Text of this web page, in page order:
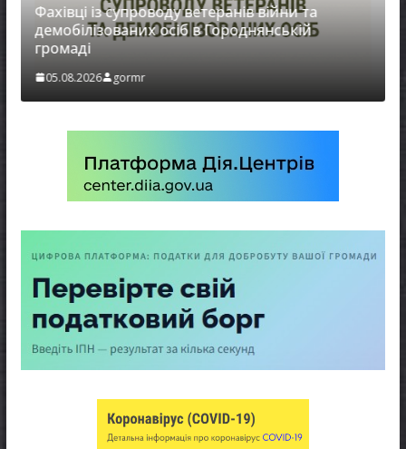
Фахівці із супроводу ветеранів війни та
демобілізованих осіб в Городнянській
громаді
05.08.2026 gormr